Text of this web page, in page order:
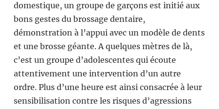
domestique, un groupe de garçons est initié aux
bons gestes du brossage dentaire,
démonstration à l’appui avec un modèle de dents
et une brosse géante. A quelques mètres de là,
c’est un groupe d’adolescentes qui écoute
attentivement une intervention d’un autre
ordre. Plus d’une heure est ainsi consacrée à leur
sensibilisation contre les risques d’agressions